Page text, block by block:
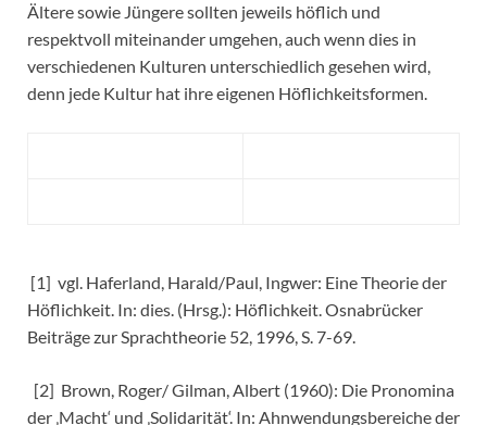
Ältere sowie Jüngere sollten jeweils höflich und
respektvoll miteinander umgehen, auch wenn dies in
verschiedenen Kulturen unterschiedlich gesehen wird,
denn jede Kultur hat ihre eigenen Höflichkeitsformen.
[1] vgl. Haferland, Harald/Paul, Ingwer: Eine Theorie der
Höflichkeit. In: dies. (Hrsg.): Höflichkeit. Osnabrücker
Beiträge zur Sprachtheorie 52, 1996, S. 7-69.
[2] Brown, Roger/ Gilman, Albert (1960): Die Pronomina
der ‚Macht‘ und ‚Solidarität‘. In: Ahnwendungsbereiche der